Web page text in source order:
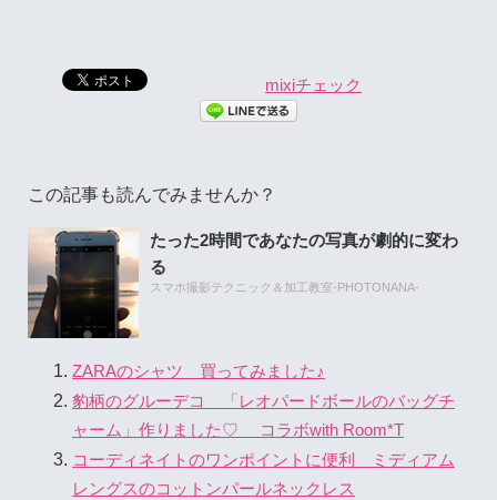
mixiチェック
この記事も読んでみませんか？
たった2時間であなたの写真が劇的に変わ
る
スマホ撮影テクニック＆加工教室-PHOTONANA-
ZARAのシャツ 買ってみました♪
豹柄のグルーデコ 「レオパードボールのバッグチ
ャーム」作りました♡ コラボwith Room*T
コーディネイトのワンポイントに便利 ミディアム
レングスのコットンパールネックレス